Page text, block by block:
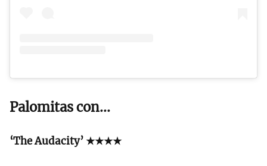
Palomitas con...
‘The Audacity’ ★★★★